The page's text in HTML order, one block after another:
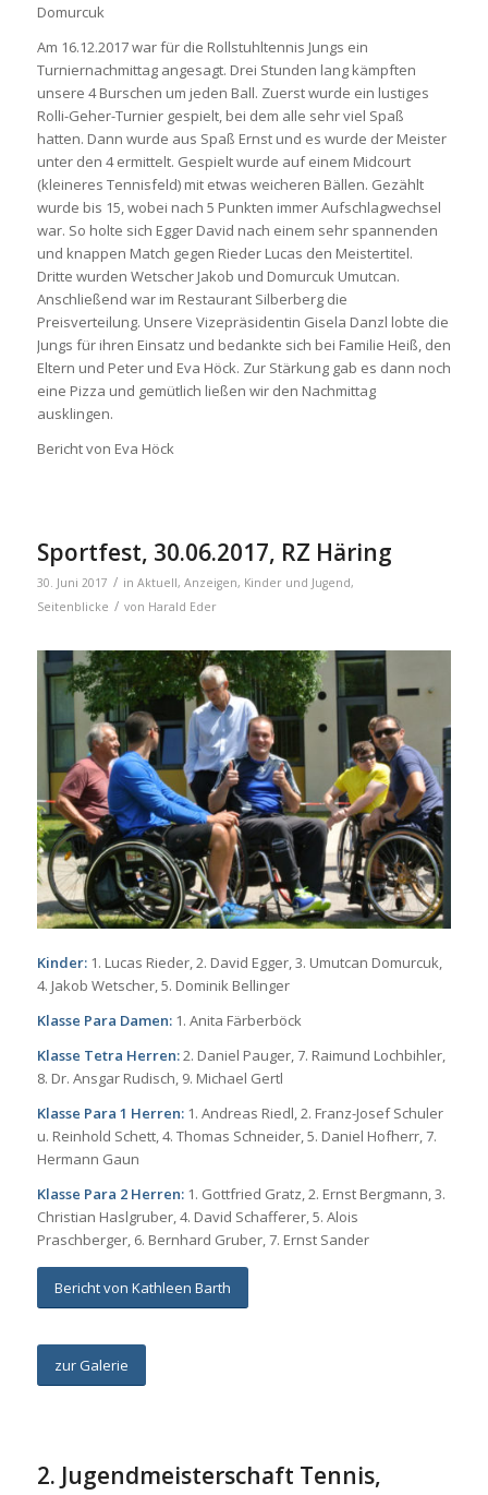
Domurcuk
Am 16.12.2017 war für die Rollstuhltennis Jungs ein
Turniernachmittag angesagt. Drei Stunden lang kämpften
unsere 4 Burschen um jeden Ball. Zuerst wurde ein lustiges
Rolli-Geher-Turnier gespielt, bei dem alle sehr viel Spaß
hatten. Dann wurde aus Spaß Ernst und es wurde der Meister
unter den 4 ermittelt. Gespielt wurde auf einem Midcourt
(kleineres Tennisfeld) mit etwas weicheren Bällen. Gezählt
wurde bis 15, wobei nach 5 Punkten immer Aufschlagwechsel
war. So holte sich Egger David nach einem sehr spannenden
und knappen Match gegen Rieder Lucas den Meistertitel.
Dritte wurden Wetscher Jakob und Domurcuk Umutcan.
Anschließend war im Restaurant Silberberg die
Preisverteilung. Unsere Vizepräsidentin Gisela Danzl lobte die
Jungs für ihren Einsatz und bedankte sich bei Familie Heiß, den
Eltern und Peter und Eva Höck. Zur Stärkung gab es dann noch
eine Pizza und gemütlich ließen wir den Nachmittag
ausklingen.
Bericht von Eva Höck
Sportfest, 30.06.2017, RZ Häring
30. Juni 2017 / in Aktuell, Anzeigen, Kinder und Jugend,
Seitenblicke / von Harald Eder
Kinder:1. Lucas Rieder, 2. David Egger, 3. Umutcan Domurcuk,
4. Jakob Wetscher, 5. Dominik Bellinger
Klasse Para Damen:1. Anita Färberböck
Klasse Tetra Herren:2. Daniel Pauger, 7. Raimund Lochbihler,
8. Dr. Ansgar Rudisch, 9. Michael Gertl
Klasse Para 1 Herren:1. Andreas Riedl, 2. Franz-Josef Schuler
u. Reinhold Schett, 4. Thomas Schneider, 5. Daniel Hofherr, 7.
Hermann Gaun
Klasse Para 2 Herren:1. Gottfried Gratz, 2. Ernst Bergmann, 3.
Christian Haslgruber, 4. David Schafferer, 5. Alois
Praschberger, 6. Bernhard Gruber, 7. Ernst Sander
Bericht von Kathleen Barth
zur Galerie
2. Jugendmeisterschaft Tennis,